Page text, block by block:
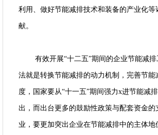
利用、做好节能减排技术和装备的产业化等
献。
有效开展“十二五”期间的企业节能减
法就是转换节能减排的动力机制，完善节能
度，国家要从“十一五”期间强力x进节能减
出，而出台更多的鼓励性政策与配套资金的
业，要更加突出企业在节能减排中的主体地